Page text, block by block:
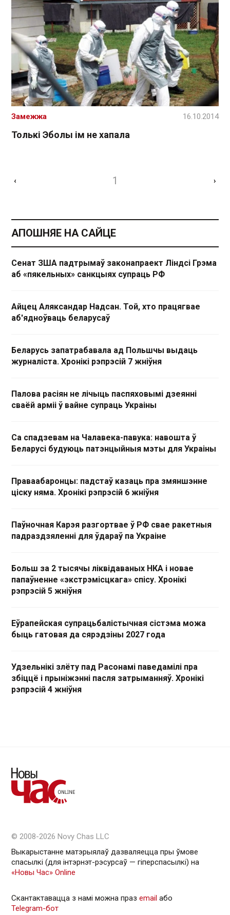
Толькі Эболы ім не хапала
Замежжа 16.10.2014
‹ 1 ›
АПОШНЯЕ НА САЙЦЕ
Сенат ЗША падтрымаў законапраект Ліндсі Грэма
аб «пякельных» санкцыях супраць РФ
Айцец Аляксандар Надсан. Той, хто працягвае
аб'ядноўваць беларусаў
Беларусь запатрабавала ад Польшчы выдаць
журналіста. Хронікі рэпрэсій 7 жніўня
Палова расіян не лічыць паспяховымі дзеянні
сваёй арміі ў вайне супраць Украіны
Са спадзевам на Чалавека-павука: навошта ў
Беларусі будуюць патэнцыйныя мэты для Украіны
Праваабаронцы: падстаў казаць пра змяншэнне
ціску няма. Хронікі рэпрэсій 6 жніўня
Паўночная Карэя разгортвае ў РФ свае ракетныя
падраздзяленні для ўдараў па Украіне
Больш за 2 тысячы ліквідаваных НКА і новае
папаўненне «экстрэмісцкага» спісу. Хронікі
рэпрэсій 5 жніўня
Еўрапейская супрацьбалістычная сістэма можа
быць гатовая да сярэдзіны 2027 года
Удзельнікі злёту пад Расонамі паведамілі пра
збіццё і прыніжэнні пасля затрыманняў. Хронікі
рэпрэсій 4 жніўня
© 2008-2026 Novy Chas LLC
Выкарыстанне матэрыялаў дазваляецца пры ўмове
спасылкі (для інтэрнэт-рэсурсаў — гiперспасылкi) на
«Новы Час» Online
Скантактавацца з намі можна праз email або
Telegram-бот